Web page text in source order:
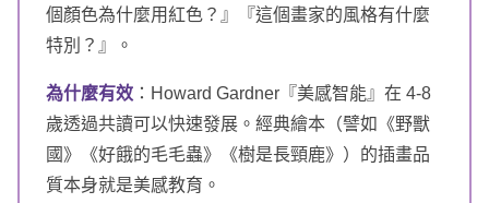
個顏色為什麼用紅色？』『這個畫家的風格有什麼
特別？』。
為什麼有效 ：Howard Gardner『美感智能』在 4-8
歲透過共讀可以快速發展。經典繪本（譬如《野獸
國》《好餓的毛毛蟲》《樹是長頸鹿》）的插畫品
質本身就是美感教育。